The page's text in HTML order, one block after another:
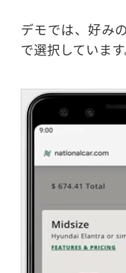
デモでは、好み
で選択しています